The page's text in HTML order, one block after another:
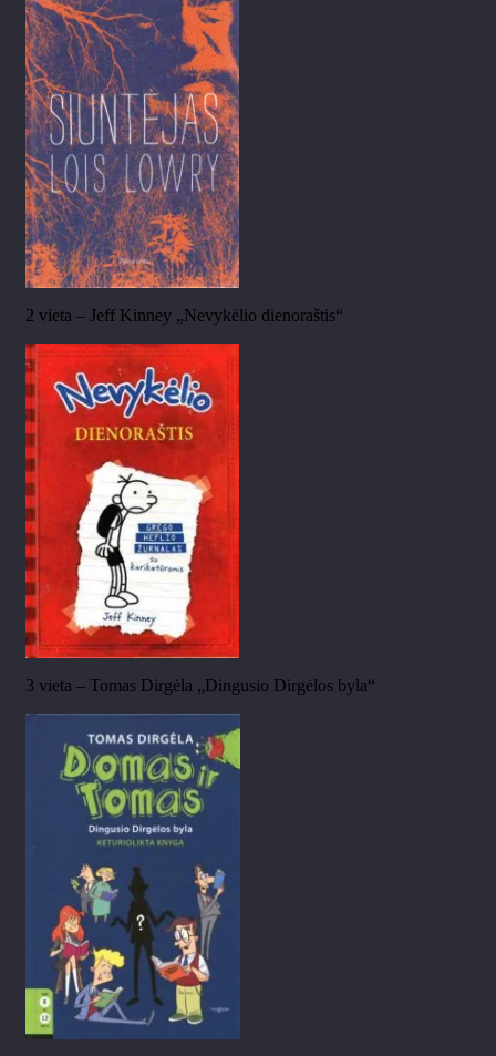
2 vieta – Jeff Kinney „Nevykėlio dienoraštis“
3 vieta – Tomas Dirgėla „Dingusio Dirgėlos byla“